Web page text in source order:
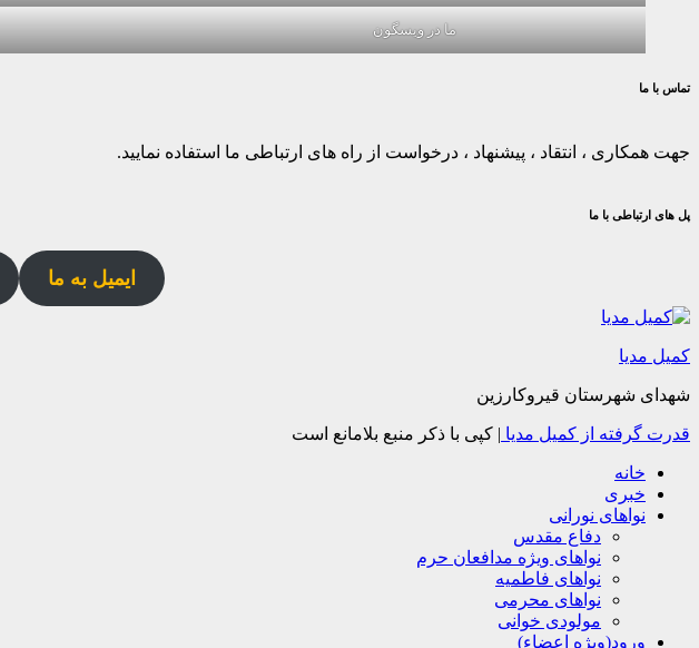
ما در ویسگون
تماس با ما
جهت همکاری ، انتقاد ، پیشنهاد ، درخواست از راه های ارتباطی ما استفاده نمایید.
پل های ارتباطی با ما
ایمیل به ما
کمیل مدیا
شهدای شهرستان قیروکارزین
قدرت گرفته از کمیل مدیا | کپی با ذکر منبع بلامانع است
خانه
خبری
نواهای نورانی
دفاع مقدس
نواهای ویژه مدافعان حرم
نواهای فاطمیه
نواهای محرمی
مولودی خوانی
ورود(ویژه اعضاء)